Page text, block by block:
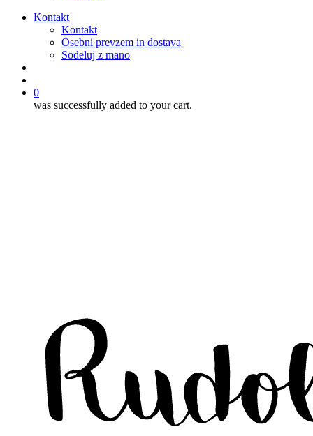
Kontakt
Kontakt
Osebni prevzem in dostava
Sodeluj z mano
0
was successfully added to your cart.